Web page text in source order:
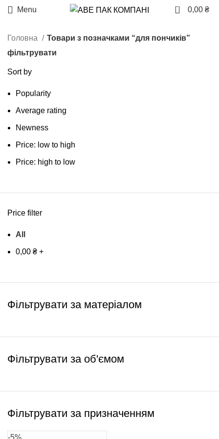
Menu 0 0,00 ₴
Головна
Товари з позначками “для пончиків”
фільтрувати
Sort by
Popularity
Average rating
Newness
Price: low to high
Price: high to low
Price filter
All
0,00 ₴ +
Фільтрувати за матеріалом
Фільтрувати за об'ємом
Фільтрувати за призначенням
-5%